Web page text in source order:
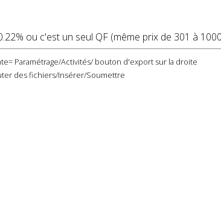
ou c'est un seul QF (même prix de 301 à
Paramétrage/Activités/ bouton d'export sur la droite
des fichiers/Insérer/Soumettre